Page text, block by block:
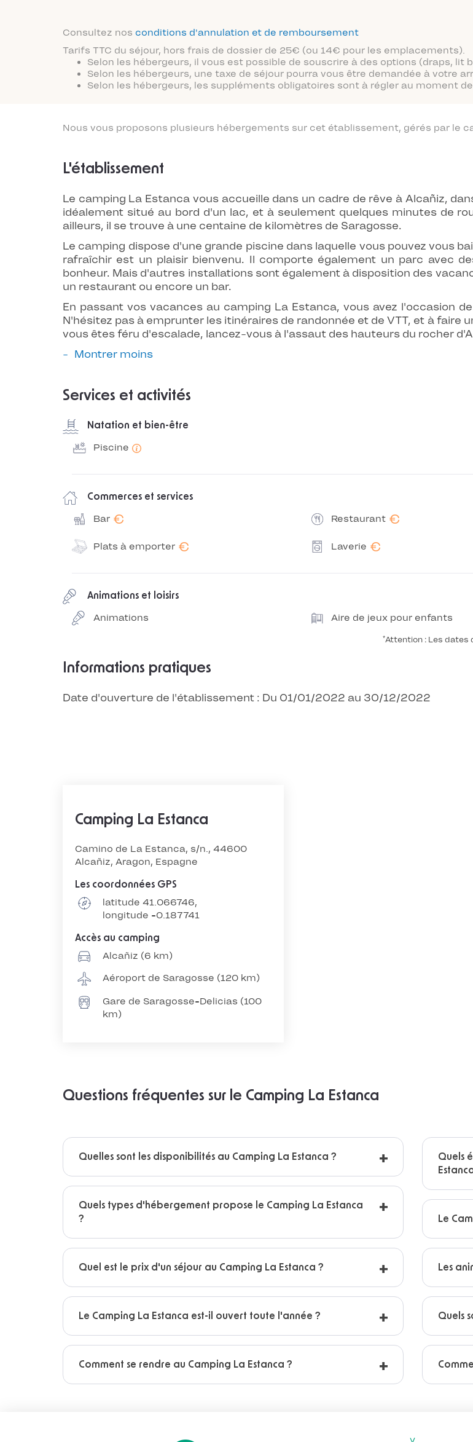
Consultez nos conditions d'annulation et de remboursement
Tarifs TTC du séjour, hors frais de dossier de 25€ (ou 14€ pour les emplacements).
Selon les hébergeurs, il vous est possible de souscrire à des options (draps, lit
Selon les hébergeurs, une taxe de séjour pourra vous être demandée à votre
Selon les hébergeurs, les suppléments obligatoires sont à régler au moment
Nous vous proposons plusieurs hébergements sur cet établissement, gérés par le
L'établissement
Le camping La Estanca vous accueille dans un cadre de rêve à Alcañiz,
idéalement situé au bord d'un lac, et à seulement quelques minutes de
ailleurs, il se trouve à une centaine de kilomètres de Saragosse.
Le camping dispose d'une grande piscine dans laquelle vous pouvez vous
rafraîchir est un plaisir bienvenu. Il comporte également un parc avec
bonheur. Mais d'autres installations sont également à disposition des
un restaurant ou encore un bar.
En passant vos vacances au camping La Estanca, vous avez l'occasion
N'hésitez pas à emprunter les itinéraires de randonnée et de VTT, et à faire
vous êtes féru d'escalade, lancez-vous à l'assaut des hauteurs du rocher
Montrer moins
Services et activités
Natation et bien-être
Piscine
Commerces et services
Bar € Restaurant €
Plats à emporter € Laverie €
Animations et loisirs
Animations Aire de jeux pour enfants
*Attention : Les dates
Informations pratiques
Date d'ouverture de l'établissement : Du 01/01/2022 au 30/12/2022
Camping La Estanca
Camino de La Estanca, s/n., 44600
Alcañiz, Aragon, Espagne
Les coordonnées GPS
latitude 41.066746,
longitude -0.187741
Accès au camping
Alcañiz (6 km)
Aéroport de Saragosse (120 km)
Gare de Saragosse-Delicias (100
km)
Questions fréquentes sur le Camping La Estanca
Quelles sont les disponibilités au Camping La Estanca ?
Quels types d'hébergement propose le Camping La Estanca
?
Quel est le prix d'un séjour au Camping La Estanca ?
Le Camping La Estanca est-il ouvert toute l'année ?
Comment se rendre au Camping La Estanca ?
Quels
Le
Les
Quels